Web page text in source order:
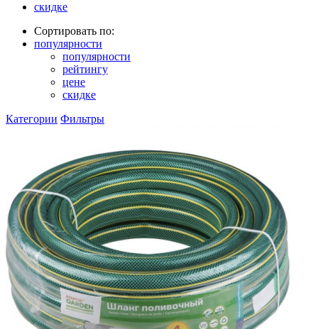
скидке
Сортировать по:
популярности
популярности
рейтингу
цене
скидке
Категории Фильтры